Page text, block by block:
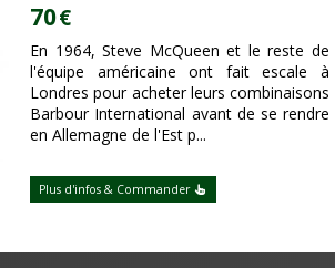
70€
En 1964, Steve McQueen et le reste de
l'équipe américaine ont fait escale à
Londres pour acheter leurs combinaisons
Barbour International avant de se rendre
en Allemagne de l'Est p...
Plus d'infos & Commander